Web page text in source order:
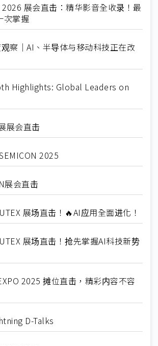
展会直击：精华影音全收录！最
次掌握
察｜AI、半导体与移动科技正在改
Highlights: Global Leaders on
展会直击
2025
展会直击
展场直击！🔥AI应用全面进化！
展场直击！抢先掌握AI科技新势
2025 摊位直击，精彩内容不容
D-Talks